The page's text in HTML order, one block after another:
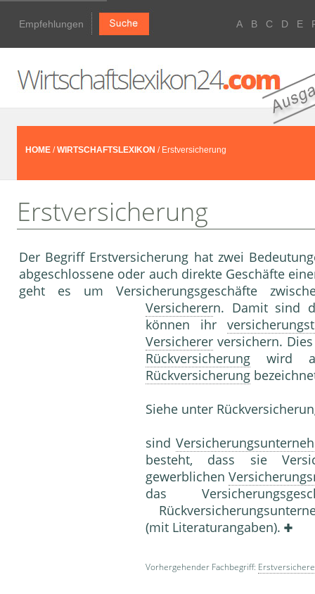
Empfehlungen A B C D E
HOME /WIRTSCHAFTSLEXIKON / Erstversicherung
Erstversicherung
Der Begriff Erstversicherung hat zwei
abgeschlossene oder auch direkte Geschäfte
geht es um Versicherungsgeschäfte
Versicherern. Damit sind
können ihr
Versicherer versichern.
Rückversicherung wird
Rückversicherung
Siehe unter
sind
besteht, dass sie
gewerblichen
das
(mit Literaturanga­ben).
Vorhergehender Fachbegriff: